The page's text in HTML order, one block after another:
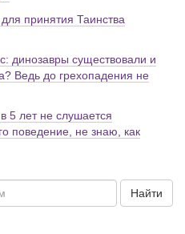
принятия Таинства
динозавры существовали и
Ведь до грехопадения не
5 лет не слушается
поведение, не знаю, как
Найти